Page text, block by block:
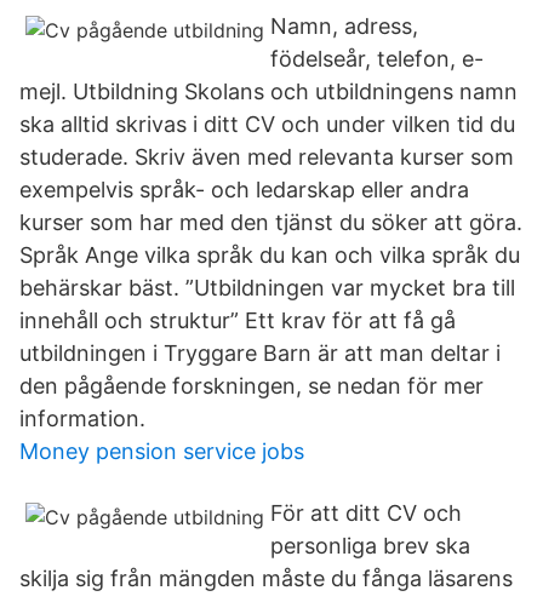
Namn, adress,
födelseår, telefon, e-
mejl. Utbildning Skolans och utbildningens namn
ska alltid skrivas i ditt CV och under vilken tid du
studerade. Skriv även med relevanta kurser som
exempelvis språk- och ledarskap eller andra
kurser som har med den tjänst du söker att göra.
Språk Ange vilka språk du kan och vilka språk du
behärskar bäst. ”Utbildningen var mycket bra till
innehåll och struktur” Ett krav för att få gå
utbildningen i Tryggare Barn är att man deltar i
den pågående forskningen, se nedan för mer
information.
Money pension service jobs
För att ditt CV och
personliga brev ska
skilja sig från mängden måste du fånga läsarens